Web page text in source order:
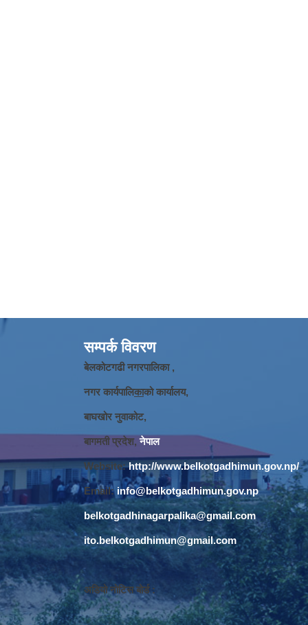
सम्पर्क विवरण
बेलकोटगढी नगरपालिका ,
नगर कार्यपालिकाको कार्यालय,
बाघखोर नुवाकोट,
बागमती प्रदेश, नेपाल
Website:http://www.belkotgadhimun.gov.np/
Email: info@belkotgadhimun.gov.np
belkotgadhinagarpalika@gmail.com
ito.belkotgadhimun@gmail.com
अडियो नोटिस बोर्ड :